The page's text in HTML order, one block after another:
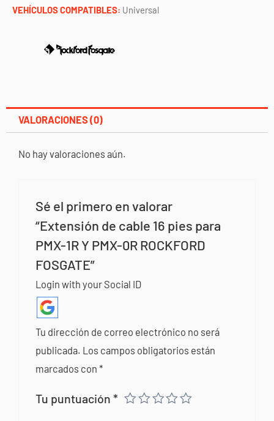
1R
cantidad
VEHÍCULOS COMPATIBLES: Universal
VALORACIONES (0)
No hay valoraciones aún.
Sé el primero en valorar
“Extensión de cable 16 pies para
PMX-1R Y PMX-0R ROCKFORD
FOSGATE”
Login with your Social ID
Tu dirección de correo electrónico no será
publicada. Los campos obligatorios están
marcados con*
Tu puntuación*